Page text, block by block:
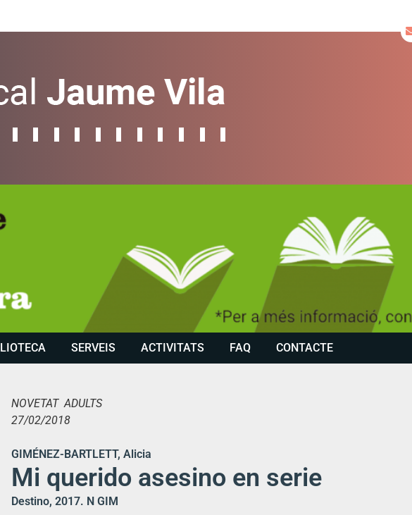
SERVEIS ACTIVITATS FAQ CONTACTE
NOVETAT ADULTS
27/02/2018
GIMÉNEZ-BARTLETT, Alicia
Mi querido asesino en serie
Destino, 2017. N GIM